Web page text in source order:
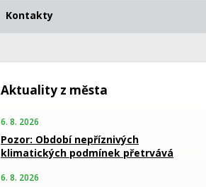
Kontakty
Aktuality z města
6. 8. 2026
Pozor: Období nepříznivých
klimatických podmínek přetrvává
6. 8. 2026